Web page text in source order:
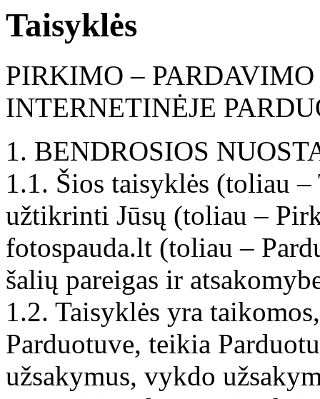
Taisyklės
PIRKIMO –
INTERNETINĖJE
1. BENDROSIOS
1.1. Šios taisyklės (toliau
užtikrinti Jūsų (toliau –
fotospauda.lt (toliau –
šalių pareigas ir
1.2. Taisyklės yra
Parduotuve, teikia
užsakymus, vykdo